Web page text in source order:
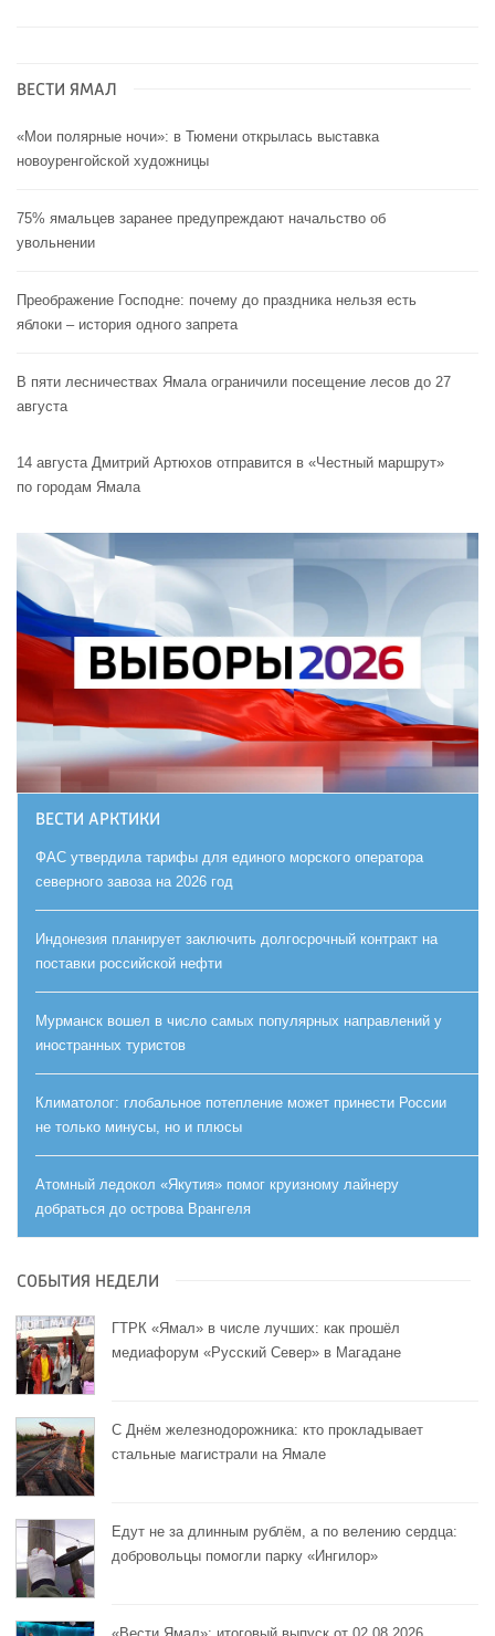
ВЕСТИ ЯМАЛ
«Мои полярные ночи»: в Тюмени открылась выставка
новоуренгойской художницы
75% ямальцев заранее предупреждают начальство об
увольнении
Преображение Господне: почему до праздника нельзя есть
яблоки – история одного запрета
В пяти лесничествах Ямала ограничили посещение лесов до 27
августа
14 августа Дмитрий Артюхов отправится в «Честный маршрут»
по городам Ямала
ВЕСТИ АРКТИКИ
ФАС утвердила тарифы для единого морского оператора
северного завоза на 2026 год
Индонезия планирует заключить долгосрочный контракт на
поставки российской нефти
Мурманск вошел в число самых популярных направлений у
иностранных туристов
Климатолог: глобальное потепление может принести России
не только минусы, но и плюсы
Атомный ледокол «Якутия» помог круизному лайнеру
добраться до острова Врангеля
СОБЫТИЯ НЕДЕЛИ
ГТРК «Ямал» в числе лучших: как прошёл
медиафорум «Русский Север» в Магадане
С Днём железнодорожника: кто прокладывает
стальные магистрали на Ямале
Едут не за длинным рублём, а по велению сердца:
добровольцы помогли парку «Ингилор»